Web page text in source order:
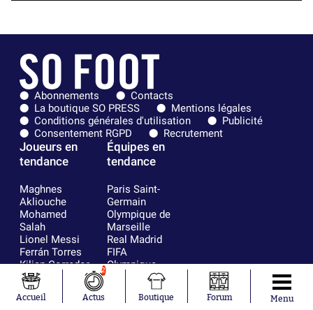
Abonnements
Contacts
La boutique SO PRESS
Mentions légales
Conditions générales d'utilisation
Publicité
Consentement RGPD
Recrutement
Joueurs en
tendance
Maghnes
Akliouche
Mohamed
Salah
Lionel Messi
Ferrán Torres
Kilian Corredor
Franco
Mastantuono
Orel Mangala
Équipes en
tendance
Paris Saint-
Germain
Olympique de
Marseille
Real Madrid
FIFA
Olympique
AS Monaco
FC Barcelone
Accueil
2
Actus Boutique Forum Menu